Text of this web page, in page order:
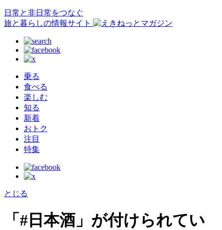
日常と非日常をつなぐ
旅と暮らしの情報サイト
乗る
食べる
楽しむ
知る
新着
おトク
注目
特集
とじる
「#日本酒」が付けられてい